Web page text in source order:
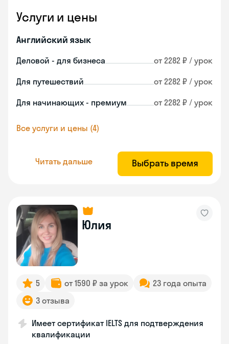
Услуги и цены
Английский язык
Деловой - для бизнеса от 2282 ₽ / урок
Для путешествий от 2282 ₽ / урок
Для начинающих - премиум от 2282 ₽ / урок
Все услуги и цены (4)
Читать дальше Выбрать время
Юлия
5 от 1590 ₽ за урок
23 года опыта
3 отзыва
Имеет сертификат IELTS для подтверждения
квалификации